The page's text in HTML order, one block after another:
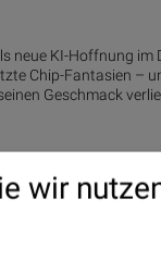
neue KI-Hoffnung im
Chip-Fantasien –
Geschmack
sind wie das wahre
WELT-Podcast
und Holger
Alltags.
wir